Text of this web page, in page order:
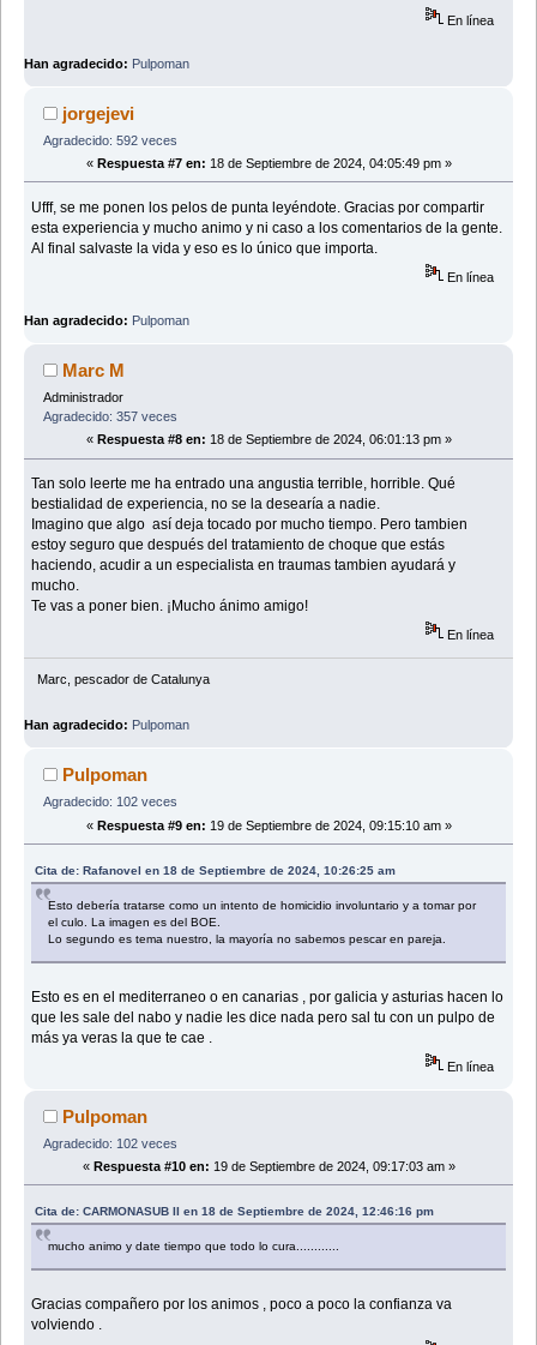
En línea
Han agradecido: Pulpoman
jorgejevi
Agradecido: 592 veces
« Respuesta #7 en: 18 de Septiembre de 2024, 04:05:49 pm »
Ufff, se me ponen los pelos de punta leyéndote. Gracias por compartir
esta experiencia y mucho animo y ni caso a los comentarios de la gente.
Al final salvaste la vida y eso es lo único que importa.
En línea
Han agradecido: Pulpoman
Marc M
Administrador
Agradecido: 357 veces
« Respuesta #8 en: 18 de Septiembre de 2024, 06:01:13 pm »
Tan solo leerte me ha entrado una angustia terrible, horrible. Qué
bestialidad de experiencia, no se la desearía a nadie.
Imagino que algo así deja tocado por mucho tiempo. Pero tambien
estoy seguro que después del tratamiento de choque que estás
haciendo, acudir a un especialista en traumas tambien ayudará y
mucho.
Te vas a poner bien. ¡Mucho ánimo amigo!
En línea
Marc, pescador de Catalunya
Han agradecido: Pulpoman
Pulpoman
Agradecido: 102 veces
« Respuesta #9 en: 19 de Septiembre de 2024, 09:15:10 am »
Cita de: Rafanovel en 18 de Septiembre de 2024, 10:26:25 am
Esto debería tratarse como un intento de homicidio involuntario y a tomar por
el culo. La imagen es del BOE.
Lo segundo es tema nuestro, la mayoría no sabemos pescar en pareja.
Esto es en el mediterraneo o en canarias , por galicia y asturias hacen lo
que les sale del nabo y nadie les dice nada pero sal tu con un pulpo de
más ya veras la que te cae .
En línea
Pulpoman
Agradecido: 102 veces
« Respuesta #10 en: 19 de Septiembre de 2024, 09:17:03 am »
Cita de: CARMONASUB II en 18 de Septiembre de 2024, 12:46:16 pm
mucho animo y date tiempo que todo lo cura............
Gracias compañero por los animos , poco a poco la confianza va
volviendo .